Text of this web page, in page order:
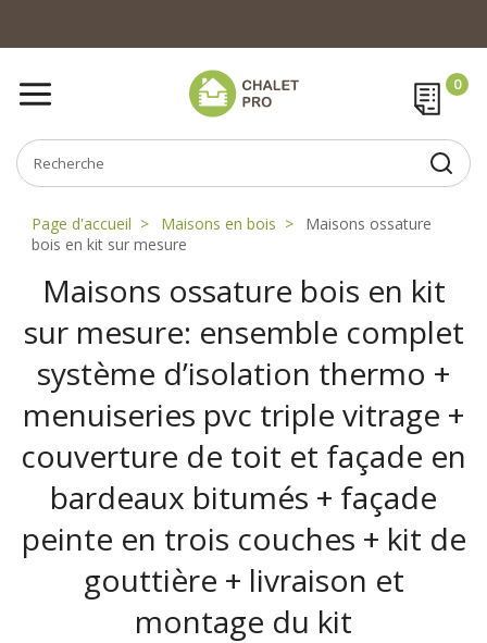
Page d'accueil Maisons en bois
Maisons ossature
bois en kit sur mesure
Maisons ossature bois en kit
sur mesure: ensemble complet
système d’isolation thermo +
menuiseries pvc triple vitrage +
couverture de toit et façade en
bardeaux bitumés + façade
peinte en trois couches + kit de
gouttière + livraison et
montage du kit